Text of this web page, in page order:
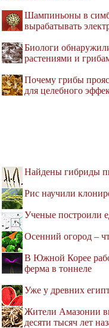
Шампиньоны в
вырабатывать
Биологи
растениями и
Почему грибы
для целебного
Найдены гибриды
Рис научили
Ученые построили
Осенний огород –
В Южной Корее
ферма в тоннеле
Уже у древних
Жители Амазонии
десяти тысяч лет